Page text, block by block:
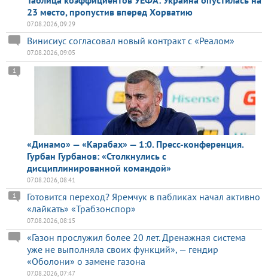
23 место, пропустив вперед Хорватию
07.08.2026, 09:29
Винисиус согласовал новый контракт с «Реалом»
07.08.2026, 09:05
«Динамо» — «Карабах» — 1:0. Пресс-конференция.
Гурбан Гурбанов: «Столкнулись с
дисциплинированной командой»
1
07.08.2026, 08:41
Готовится переход? Яремчук в пабликах начал активно
«лайкать» «Трабзонспор»
1
07.08.2026, 08:15
«Газон прослужил более 20 лет. Дренажная система
уже не выполняла своих функций», — гендир
«Оболони» о замене газона
07.08.2026, 07:47